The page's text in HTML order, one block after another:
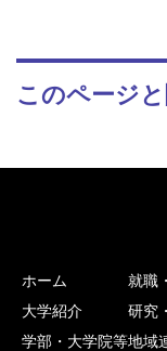
このページ
ホーム
大学紹介
学部・大学院等
就職
研究
地域